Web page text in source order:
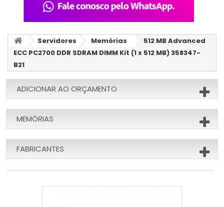
Servidores Memórias
512 MB Advanced
ECC PC2700 DDR SDRAM DIMM Kit (1 x 512 MB) 358347-
B21
ADICIONAR AO ORÇAMENTO
MEMÓRIAS
FABRICANTES